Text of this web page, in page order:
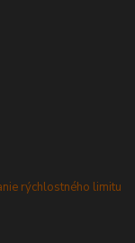
rýchlostného limitu